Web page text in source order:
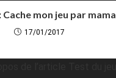
Cache mon jeu par
17/01/2017